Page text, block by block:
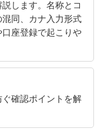
します。名称とコ
同、カナ入力形式
座登録で起こりや
確認ポイントを解